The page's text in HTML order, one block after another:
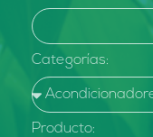
Categorías:
Producto: